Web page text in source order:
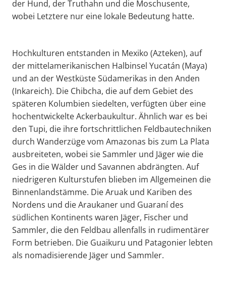
der Hund, der Truthahn und die Moschusente,
wobei Letztere nur eine lokale Bedeutung hatte.
Hochkulturen entstanden in Mexiko (Azteken), auf
der mittelamerikanischen Halbinsel Yucatán (Maya)
und an der Westküste Südamerikas in den Anden
(Inkareich). Die Chibcha, die auf dem Gebiet des
späteren Kolumbien siedelten, verfügten über eine
hochentwickelte Ackerbaukultur. Ähnlich war es bei
den Tupi, die ihre fortschrittlichen Feldbautechniken
durch Wanderzüge vom Amazonas bis zum La Plata
ausbreiteten, wobei sie Sammler und Jäger wie die
Ges in die Wälder und Savannen abdrängten. Auf
niedrigeren Kulturstufen blieben im Allgemeinen die
Binnenlandstämme. Die Aruak und Kariben des
Nordens und die Araukaner und Guaraní des
südlichen Kontinents waren Jäger, Fischer und
Sammler, die den Feldbau allenfalls in rudimentärer
Form betrieben. Die Guaikuru und Patagonier lebten
als nomadisierende Jäger und Sammler.